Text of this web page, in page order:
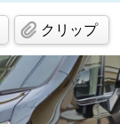
クリップ